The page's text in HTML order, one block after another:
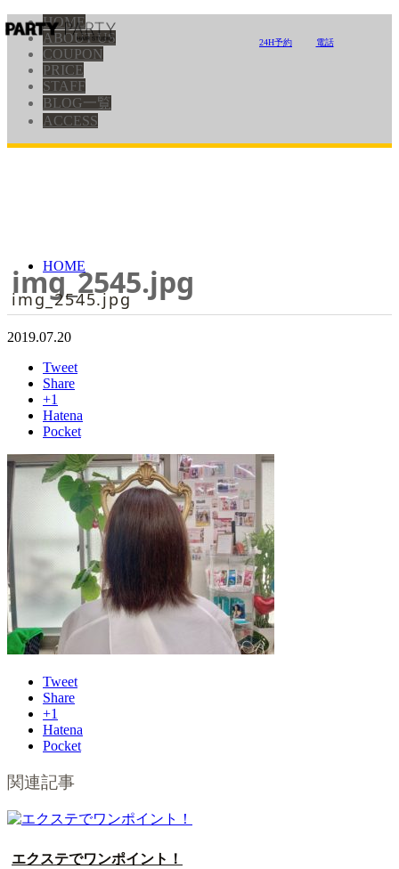
24H予約 電話
HOME
ABOUT US
COUPON
PRICE
STAFF
BLOG一覧
ACCESS
img_2545.jpg
HOME
img_2545.jpg
2019.07.20
Tweet
Share
+1
Hatena
Pocket
Tweet
Share
+1
Hatena
Pocket
関連記事
エクステでワンポイント！